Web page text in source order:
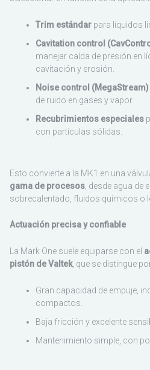
Sudamérica
Trim estándarpara líquidos
Cavitation control
manejar caída de presión en
cavitación y erosión.
Noise control (MegaStream)
de ruido en gases y vapor.
Recubrimientos especiales
con partículas sólidas.
Esto convierte a la MK1 en una
gama de procesos , desde agua
sobrecalentado, fluidos químicos o
Actuación precisa y confiable
La Mark One suele equiparse con el
pistón de Valtek, que se distingue
Gran capacidad de empuje,
compactos.
Baja fricción y excelente
Mantenimiento simple, con